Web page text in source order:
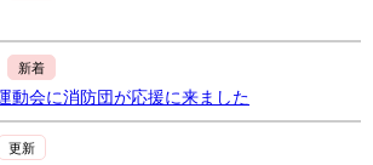
新着
会に消防団が応援に来ました
更新